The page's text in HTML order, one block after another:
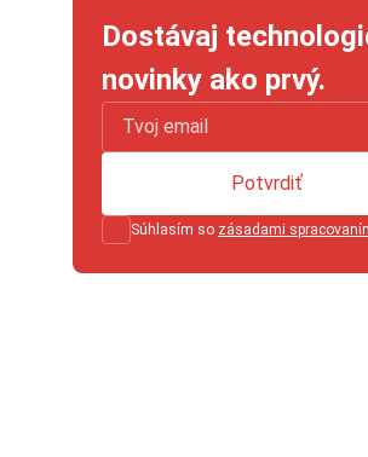
Dostávaj
novinky ako prvý.
Súhlasím so zásadami
Potvrdiť